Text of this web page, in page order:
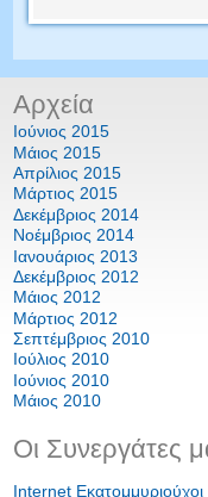
Αρχεία
Ιούνιος 2015
Μάιος 2015
Απρίλιος 2015
Μάρτιος 2015
Δεκέμβριος 2014
Νοέμβριος 2014
Ιανουάριος 2013
Δεκέμβριος 2012
Μάιος 2012
Μάρτιος 2012
Σεπτέμβριος 2010
Ιούλιος 2010
Ιούνιος 2010
Μάιος 2010
Οι Συνεργάτες
Internet Εκατομμυριούχοι